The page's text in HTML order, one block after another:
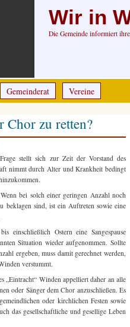
Wir in
Die Gemeinde informiert
Gemeinderat Vereine
Chor zu retten?
stellt sich zur Zeit der Vorstand des
nimmt durch Alter und Krankheit bedingt
bei solch einer geringen Anzahl noch
beklagen sind, ist ein Auftreten sowie eine
einschließlich Ostern eine Sangespause
Situation wieder aufgenommen. Sollte
ergeben, muss damit gerechnet werden,
verstummt.
„Eintracht“ Winden appelliert daher an alle
oder Sänger dem Chor anzuschließen. Es
oder kirchlichen Festen sowie
das gesellschaftliche und gesellige Leben